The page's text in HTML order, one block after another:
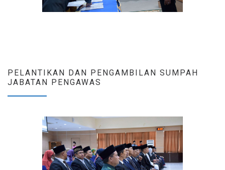
PELANTIKAN DAN PENGAMBILAN SUMPAH
JABATAN PENGAWAS